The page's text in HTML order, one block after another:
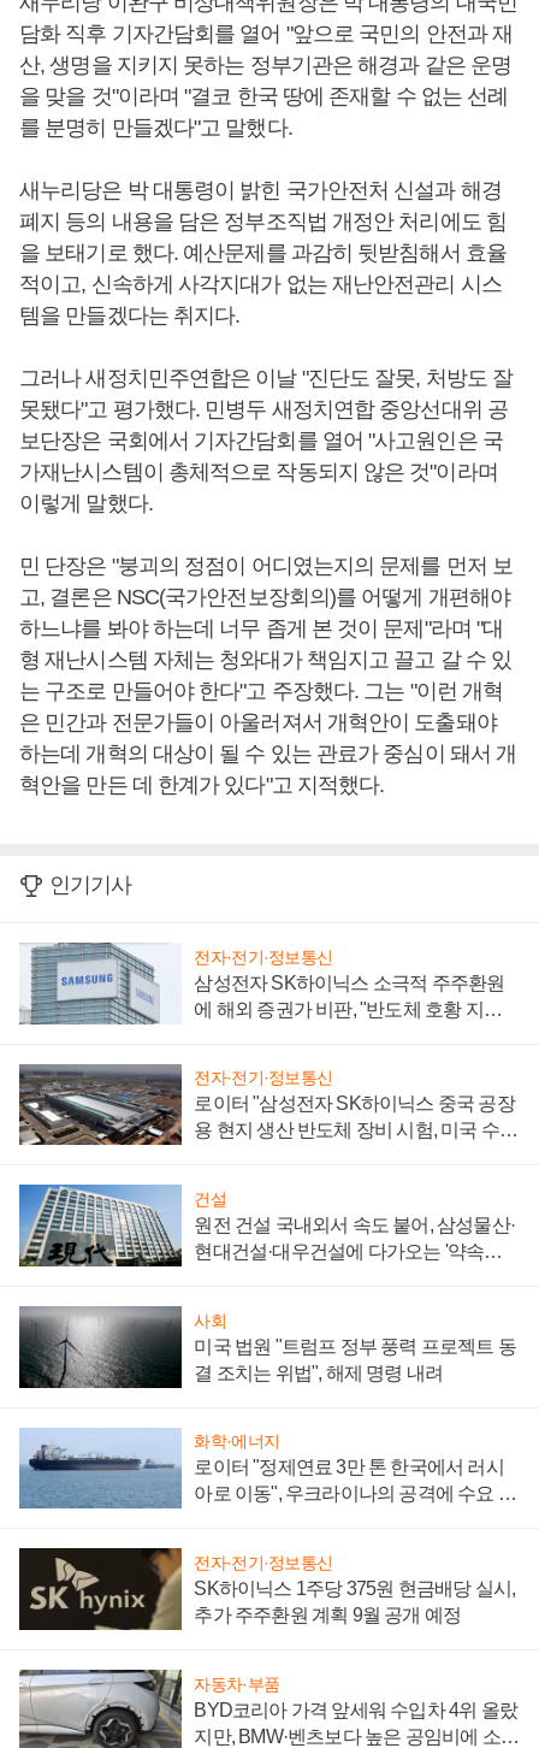
담화 직후 기자간담회를 열어 "앞으로 국민의 안전과 재
산, 생명을 지키지 못하는 정부기관은 해경과 같은 운명
을 맞을 것"이라며 "결코 한국 땅에 존재할 수 없는 선례
를 분명히 만들겠다"고 말했다.
새누리당은 박 대통령이 밝힌 국가안전처 신설과 해경
폐지 등의 내용을 담은 정부조직법 개정안 처리에도 힘
을 보태기로 했다. 예산문제를 과감히 뒷받침해서 효율
적이고, 신속하게 사각지대가 없는 재난안전관리 시스
템을 만들겠다는 취지다.
그러나 새정치민주연합은 이날 "진단도 잘못, 처방도 잘
못됐다"고 평가했다. 민병두 새정치연합 중앙선대위 공
보단장은 국회에서 기자간담회를 열어 "사고원인은 국
가재난시스템이 총체적으로 작동되지 않은 것"이라며
이렇게 말했다.
민 단장은 "붕괴의 정점이 어디였는지의 문제를 먼저 보
고, 결론은 NSC(국가안전보장회의)를 어떻게 개편해야
하느냐를 봐야 하는데 너무 좁게 본 것이 문제"라며 "대
형 재난시스템 자체는 청와대가 책임지고 끌고 갈 수 있
는 구조로 만들어야 한다"고 주장했다. 그는 "이런 개혁
은 민간과 전문가들이 아울러져서 개혁안이 도출돼야
하는데 개혁의 대상이 될 수 있는 관료가 중심이 돼서 개
혁안을 만든 데 한계가 있다"고 지적했다.
인기기사
전자·전기·정보통신
삼성전자 SK하이닉스 소극적 주주환원
에 해외 증권가 비판, "반도체 호황 지속
전자·전기·정보통신
로이터 "삼성전자 SK하이닉스 중국 공장
용 현지 생산 반도체 장비 시험, 미국 수출
건설
원전 건설 국내외서 속도 붙어, 삼성물산·
현대건설·대우건설에 다가오는 '약속의
사회
미국 법원 "트럼프 정부 풍력 프로젝트 동
결 조치는 위법", 해제 명령 내려
화학·에너지
로이터 "정제연료 3만 톤 한국에서 러시
아로 이동", 우크라이나의 공격에 수요 늘
전자·전기·정보통신
SK하이닉스 1주당 375원 현금배당 실시,
추가 주주환원 계획 9월 공개 예정
자동차·부품
BYD코리아 가격 앞세워 수입차 4위 올랐
지만, BMW·벤츠보다 높은 공임비에 소비